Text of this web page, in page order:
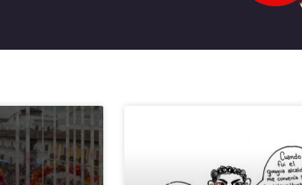
Página Página